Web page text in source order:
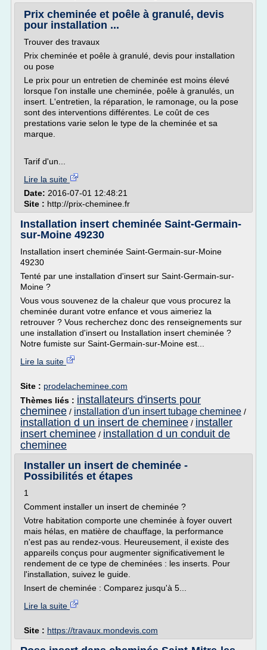
Prix cheminée et poêle à granulé, devis
pour installation ...
Trouver des travaux
Prix cheminée et poêle à granulé, devis pour installation
ou pose
Le prix pour un entretien de cheminée est moins élevé
lorsque l'on installe une cheminée, poêle à granulés, un
insert. L'entretien, la réparation, le ramonage, ou la pose
sont des interventions différentes. Le coût de ces
prestations varie selon le type de la cheminée et sa
marque.
Tarif d'un...
Lire la suite
Date: 2016-07-01 12:48:21
Site : http://prix-cheminee.fr
Installation insert cheminée Saint-Germain-
sur-Moine 49230
Installation insert cheminée Saint-Germain-sur-Moine
49230
Tenté par une installation d'insert sur Saint-Germain-sur-
Moine ?
Vous vous souvenez de la chaleur que vous procurez la
cheminée durant votre enfance et vous aimeriez la
retrouver ? Vous recherchez donc des renseignements sur
une installation d'insert ou Installation insert cheminée ?
Notre fumiste sur Saint-Germain-sur-Moine est...
Lire la suite
Site : prodelacheminee.com
Thèmes liés : installateurs d'inserts pour
cheminee / installation d'un insert tubage cheminee /
installation d un insert de cheminee / installer
insert cheminee / installation d un conduit de
cheminee
Installer un insert de cheminée -
Possibilités et étapes
1
Comment installer un insert de cheminée ?
Votre habitation comporte une cheminée à foyer ouvert
mais hélas, en matière de chauffage, la performance
n'est pas au rendez-vous. Heureusement, il existe des
appareils conçus pour augmenter significativement le
rendement de ce type de cheminées : les inserts. Pour
l'installation, suivez le guide.
Insert de cheminée : Comparez jusqu'à 5...
Lire la suite
Site : https://travaux.mondevis.com